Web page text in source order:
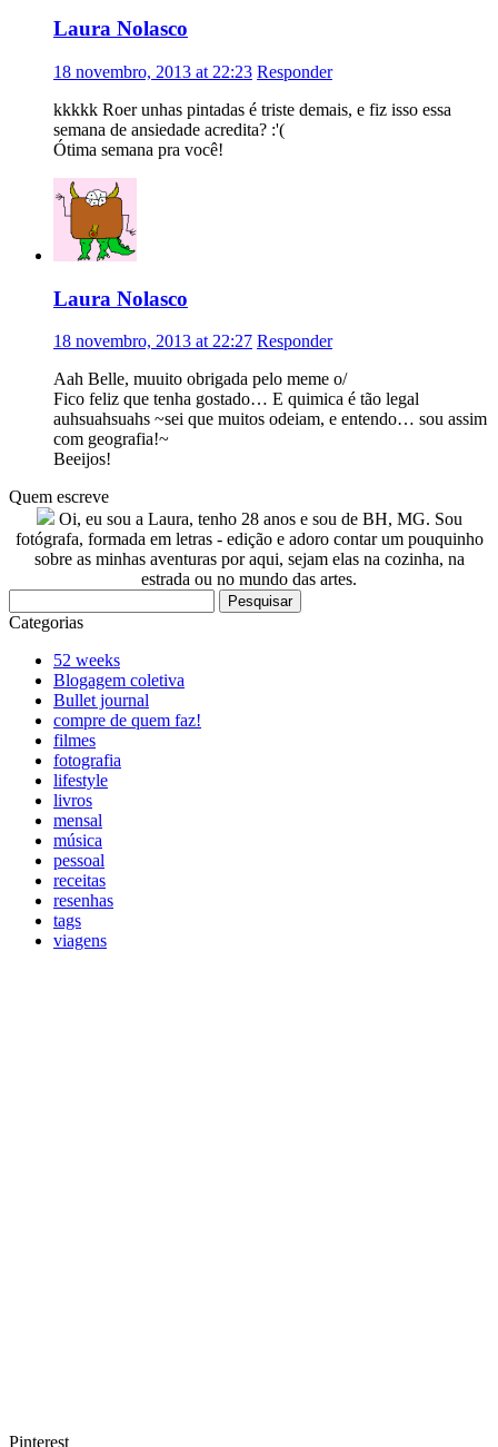
Laura Nolasco
18 novembro, 2013 at 22:23 Responder
kkkkk Roer unhas pintadas é triste demais, e fiz isso essa
semana de ansiedade acredita? :'(
Ótima semana pra você!
Laura Nolasco
18 novembro, 2013 at 22:27 Responder
Aah Belle, muuito obrigada pelo meme o/
Fico feliz que tenha gostado… E quimica é tão legal
auhsuahsuahs ~sei que muitos odeiam, e entendo… sou assim
com geografia!~
Beeijos!
Quem escreve
Oi, eu sou a Laura, tenho 28 anos e sou de BH, MG. Sou
fotógrafa, formada em letras - edição e adoro contar um pouquinho
sobre as minhas aventuras por aqui, sejam elas na cozinha, na
estrada ou no mundo das artes.
por:
Categorias
52 weeks
Blogagem coletiva
Bullet journal
compre de quem faz!
filmes
fotografia
lifestyle
livros
mensal
música
pessoal
receitas
resenhas
tags
viagens
Pinterest